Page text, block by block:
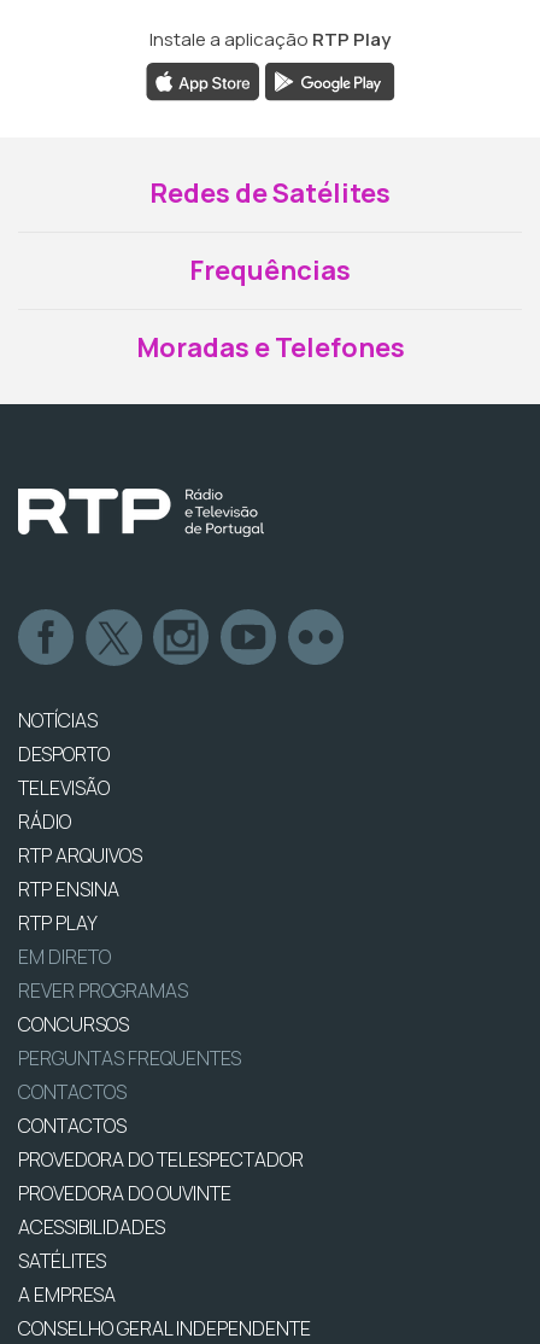
Instale a aplicação RTP Play
Redes de Satélites
Frequências
Moradas e Telefones
NOTÍCIAS
DESPORTO
TELEVISÃO
RÁDIO
RTP ARQUIVOS
RTP ENSINA
RTP PLAY
EM DIRETO
REVER PROGRAMAS
CONCURSOS
PERGUNTAS FREQUENTES
CONTACTOS
CONTACTOS
PROVEDORA DO TELESPECTADOR
PROVEDORA DO OUVINTE
ACESSIBILIDADES
SATÉLITES
A EMPRESA
CONSELHO GERAL INDEPENDENTE